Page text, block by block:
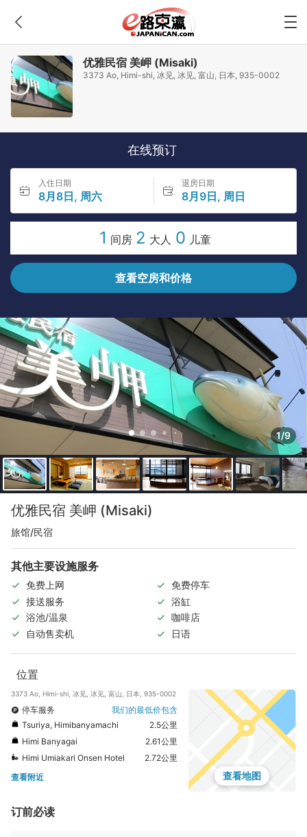
优雅民宿 美岬 (Misaki)
3373 Ao, Himi-shi, 冰见, 冰见, 富山, 日本, 935-0002
在线预订
入住日期
8月8日, 周六
退房日期
8月9日, 周日
1 间房 2 大人 0 儿童
查看空房和价格
1/9
优雅民宿 美岬 (Misaki)
旅馆/民宿
其他主要设施服务
免费上网
免费停车
接送服务
浴缸
浴池/温泉
咖啡店
自动售卖机
日语
位置
3373 Ao, Himi-shi, 冰见, 冰见, 富山, 日本, 935-0002
停车服务
我们的最低价包含
Tsuriya, Himibanyamachi
2.5公里
Himi Banyagai
2.61公里
Himi Umiakari Onsen Hotel
2.72公里
查看附近
查看地图
订前必读